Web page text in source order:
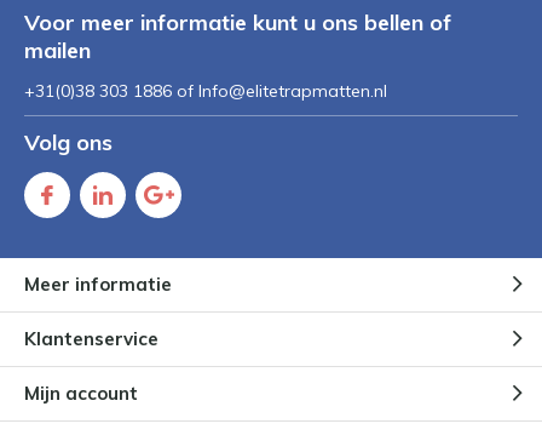
Voor meer informatie kunt u ons bellen of
mailen
+31(0)38 303 1886 of Info@elitetrapmatten.nl
Volg ons
Meer informatie
Klantenservice
Mijn account